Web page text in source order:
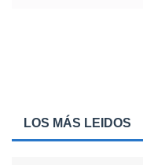
LOS MÁS LEIDOS